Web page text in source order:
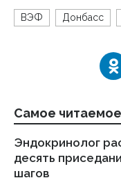
ВЭФ Донбасс
Самое читаемое
Эндокринолог
десять
шагов